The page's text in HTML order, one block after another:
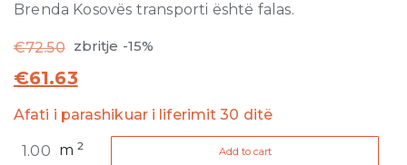
Brenda Kosovës transporti është falas.
€72.50 zbritje -15%
€61.63
Afati i parashikuar i liferimit 30 ditë
Dust
m2 Add to cart